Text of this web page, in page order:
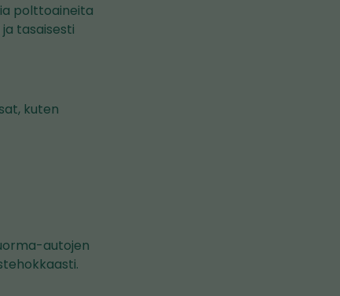
polttoaineita
tasaisesti
kuten
autojen